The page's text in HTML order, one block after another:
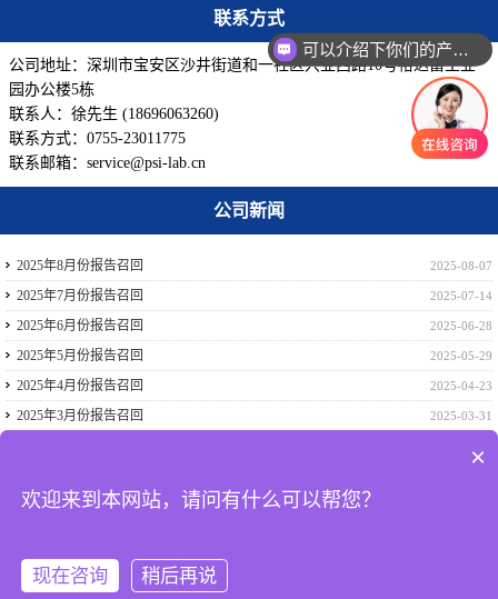
联系方式
公司地址：深圳市宝安区沙井街道和一社区兴业西路10号裕达富工业
园办公楼5栋
联系人：徐先生 (18696063260)
联系方式：0755-23011775
联系邮箱：service@psi-lab.cn
公司新闻
2025-08-07
2025年8月份报告召回
2025-07-14
2025年7月份报告召回
2025-06-28
2025年6月份报告召回
2025-05-29
2025年5月份报告召回
2025-04-23
2025年4月份报告召回
2025-03-31
2025年3月份报告召回
2024年11月份报告召回
可以介绍下你们的产品么
×
欢迎来到本网站，请问有什么可以帮您？
现在咨询 稍后再说